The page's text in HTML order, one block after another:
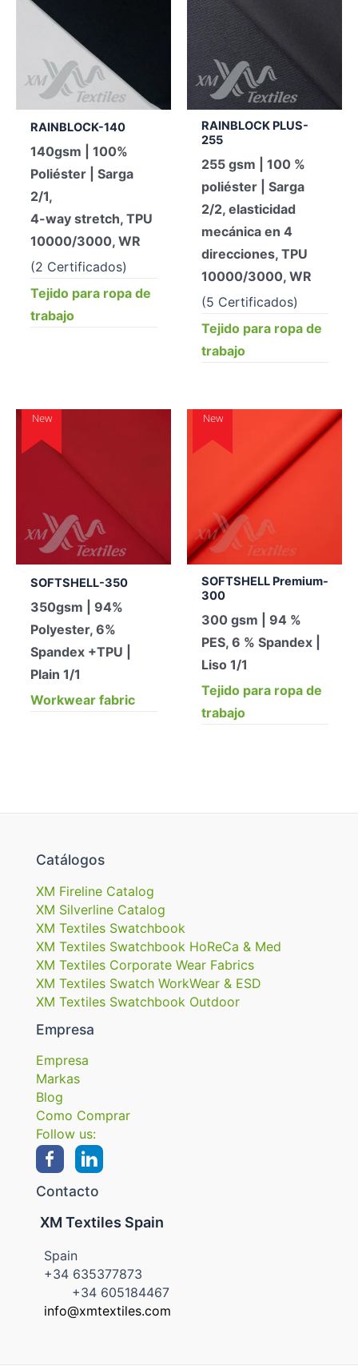
RAINBLOCK-140
140gsm | 100%
Poliéster | Sarga
2/1,
4-way stretch, TPU
10000/3000, WR
(2 Certificados)
Tejido para ropa de
trabajo
RAINBLOCK PLUS-
255
255 gsm | 100 %
poliéster | Sarga
2/2, elasticidad
mecánica en 4
direcciones, TPU
10000/3000, WR
(5 Certificados)
Tejido para ropa de
trabajo
New
SOFTSHELL-350
350gsm | 94%
Polyester, 6%
Spandex +TPU |
Plain 1/1
Workwear fabric
New
SOFTSHELL Premium-
300
300 gsm | 94 %
PES, 6 % Spandex |
Liso 1/1
Tejido para ropa de
trabajo
Catálogos
XM Fireline Catalog
XM Silverline Catalog
XM Textiles Swatchbook
XM Textiles Swatchbook HoReCa & Med
XM Textiles Corporate Wear Fabrics
XM Textiles Swatch WorkWear & ESD
XM Textiles Swatchbook Outdoor
Empresa
Empresa
Markas
Blog
Como Comprar
Follow us:
Contacto
XM Textiles Spain
Spain
+34 635377873
+34 605184467
info@xmtextiles.com